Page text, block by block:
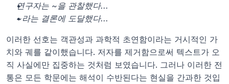
연구자는 ~을 관찰했다...
~라는 결론에 도달했다...
이러한 선호는 객관성과 과학적 초연함이라는 거시적인 가
치와 궤를 같이했습니다. 저자를 제거함으로써 텍스트가 오
직 사실에만 집중하는 것처럼 보였습니다. 그러나 이러한 전
통은 모든 학문에는 해석이 수반된다는 현실을 간과한 것입